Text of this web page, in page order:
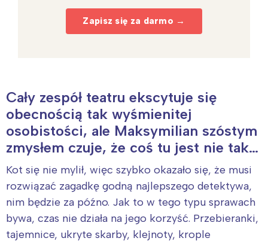
Zapisz się za darmo →
Cały zespół teatru ekscytuje się
obecnością tak wyśmienitej
osobistości, ale Maksymilian szóstym
zmysłem czuje, że coś tu jest nie tak…
Kot się nie mylił, więc szybko okazało się, że musi
rozwiązać zagadkę godną najlepszego detektywa,
nim będzie za późno. Jak to w tego typu sprawach
bywa, czas nie działa na jego korzyść. Przebieranki,
tajemnice, ukryte skarby, klejnoty, krople